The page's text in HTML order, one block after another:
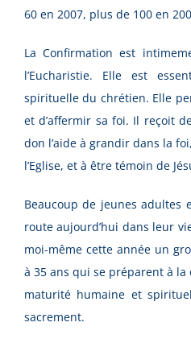
60 en 2007, plus de 100 en
La Confirmation est
l’Eucharistie. Elle est
spirituelle du chrétien. Elle
et d’affermir sa foi. Il reçoit
don l’aide à grandir dans la
l’Eglise, et à être témoin de
Beaucoup de jeunes adultes
route aujourd’hui dans leur
moi-même cette année un
à 35 ans qui se préparent à la
maturité humaine et
sacrement.